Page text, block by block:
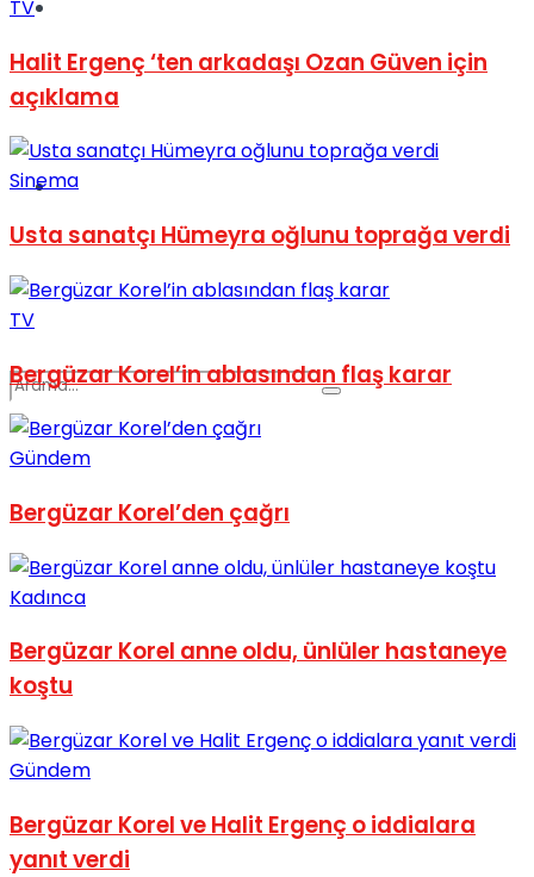
Podcast
No Result
View All Result
TV
Halit Ergenç ‘ten arkadaşı Ozan Güven için
açıklama
Sinema
Usta sanatçı Hümeyra oğlunu toprağa verdi
TV
Bergüzar Korel’in ablasından flaş karar
Gündem
Bergüzar Korel’den çağrı
Kadınca
Bergüzar Korel anne oldu, ünlüler hastaneye
koştu
Gündem
Bergüzar Korel ve Halit Ergenç o iddialara
yanıt verdi